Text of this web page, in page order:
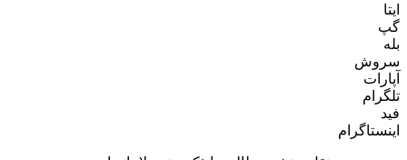
ایتا
گپ
بله
سروش
آپارات
تلگرام
فید
اینستاگرام